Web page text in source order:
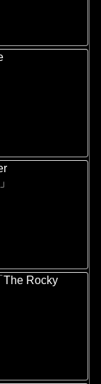
The Rocky